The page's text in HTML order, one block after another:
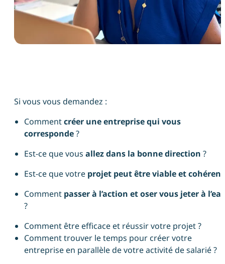
Si vous vous demandez :
Commentcréer une entreprise qui vous
corresponde?
Est-ce que vous allez dans la bonne direction ?
Est-ce que votre projet peut être viable et cohérent
Comment passer à l’action et oser vous jeter à
?
Comment être efficace et réussir votre projet ?
Comment trouver le temps pour créer votre
entreprise en parallèle de votre activité de salarié ?